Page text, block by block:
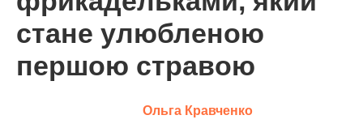
стане улюбленою
першою стравою
Ольга Кравченко